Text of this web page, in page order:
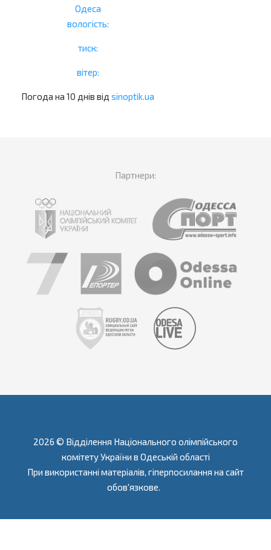
Одеса
вологість:
тиск:
вітер:
Погода на 10 днів від sinoptik.ua
Партнери:
2026 © Відділення Національного олімпійського
комітету України в Одеській області
При використанні матеріалів, гіперпосилання на сайт
обов'язкове.